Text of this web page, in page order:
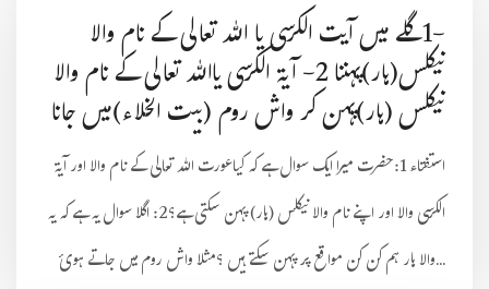
-1گلے میں آیت الکرسی یا اللہ تعالی کے نام والا
نیکلس(ہار)پہننا 2- آیۃ الکرسی یااللہ تعالی کے نام والا
نیکلس (ہار)پہن کر واش روم (بیت الخلاء)میں جانا
استفتاء 1:حضرت میرا ایک سوال ہے کہ کیاعورت اللہ تعالی کے نام والا اور آیۃ
الکرسی والا اور اپنے نام والا نیکلس (ہار) پہن سکتی ہے؟2: اگلا سوال یہ ہے کہ یہ
والا ہار ہم کن کن مواقع پر پہن سکتے ہیں ؟مثلا واش روم میں جاتے ہوئ...